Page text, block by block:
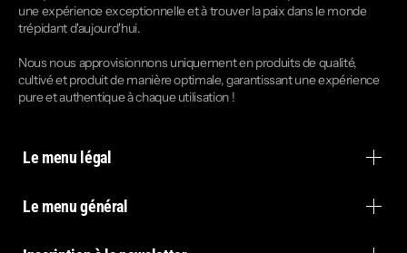
une expérience exceptionnelle et à trouver la paix dans le monde
trépidant d'aujourd'hui.
Nous nous approvisionnons uniquement en produits de qualité,
cultivé et produit de manière optimale, garantissant une expérience
pure et authentique à chaque utilisation !
Le menu légal
Le menu général